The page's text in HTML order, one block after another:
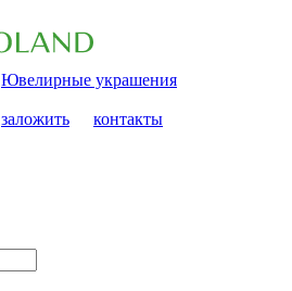
Ювелирные украшения
заложить контакты